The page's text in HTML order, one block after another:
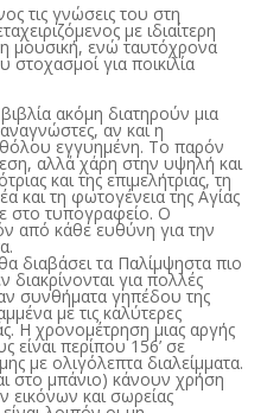
τις γνώσεις του στη
με ιδιαίτερη
μουσική, ενώ ταυτόχρονα
για ποικιλία
βιβλία ακόμη διατηρούν μια
αν και η
εγγυημένη. Το παρόν
αλλά χάρη στην υψηλή και
και της επιμελήτριας, τη
και τη φωτογένεια της Αγίας
στο τυπογραφείο. Ο
από κάθε ευθύνη για την
διαβάσει τα Παλίμψηστα πιο
για πολλές
συνθήματα γηπέδου της
με τις καλύτερες
Η χρονομέτρηση μιας αργής
είναι περίπου 156’ σε
με ολιγόλεπτα διαλείμματα.
στο μπάνιο) κάνουν χρήση
και σωρείας